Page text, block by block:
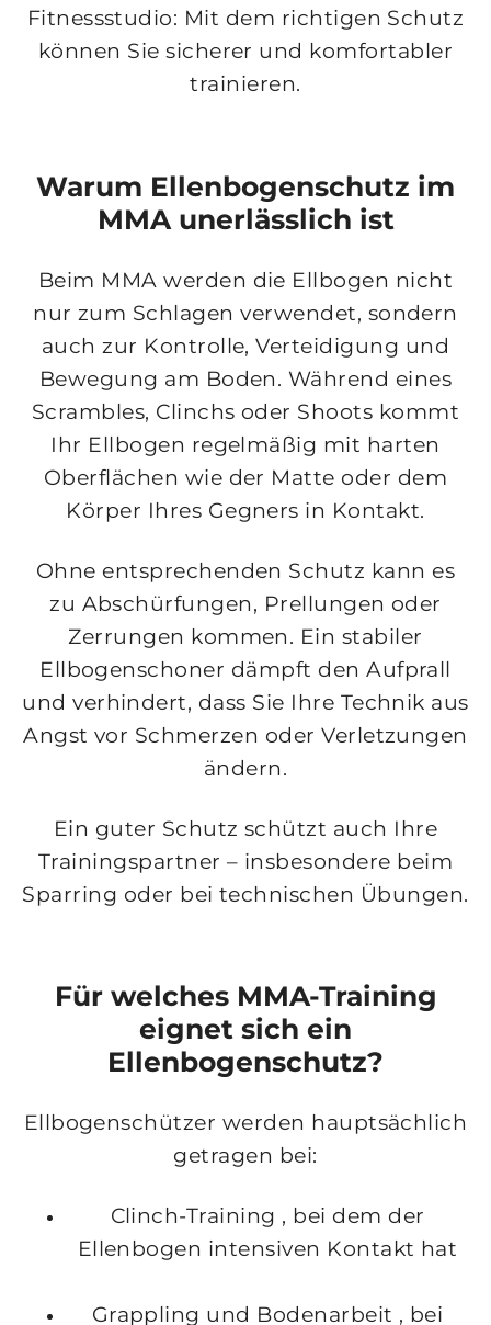
Fitnessstudio: Mit dem richtigen Schutz
können Sie sicherer und komfortabler
trainieren.
Warum Ellenbogenschutz im
MMA unerlässlich ist
Beim MMA werden die Ellbogen nicht
nur zum Schlagen verwendet, sondern
auch zur Kontrolle, Verteidigung und
Bewegung am Boden. Während eines
Scrambles, Clinchs oder Shoots kommt
Ihr Ellbogen regelmäßig mit harten
Oberflächen wie der Matte oder dem
Körper Ihres Gegners in Kontakt.
Ohne entsprechenden Schutz kann es
zu Abschürfungen, Prellungen oder
Zerrungen kommen. Ein stabiler
Ellbogenschoner dämpft den Aufprall
und verhindert, dass Sie Ihre Technik aus
Angst vor Schmerzen oder Verletzungen
ändern.
Ein guter Schutz schützt auch Ihre
Trainingspartner – insbesondere beim
Sparring oder bei technischen Übungen.
Für welches MMA-Training
eignet sich ein
Ellenbogenschutz?
Ellbogenschützer werden hauptsächlich
getragen bei:
Clinch-Training , bei dem der
Ellenbogen intensiven Kontakt hat
Grappling und Bodenarbeit , bei